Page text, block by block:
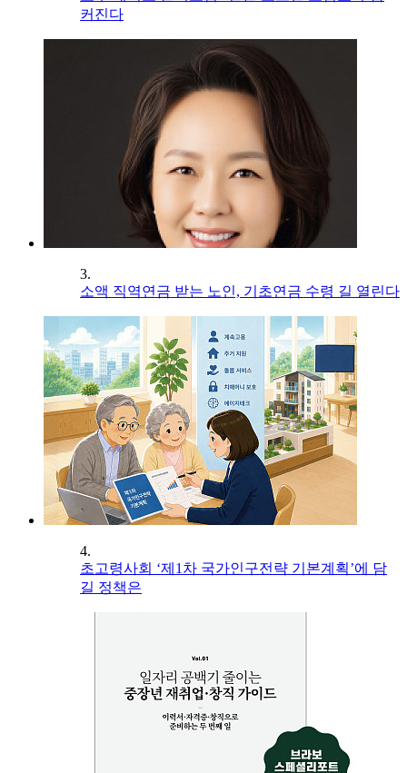
커진다
3.
소액 직역연금 받는 노인, 기초연금 수령 길 열린다
4.
초고령사회 ‘제1차 국가인구전략 기본계획’에 담
길 정책은